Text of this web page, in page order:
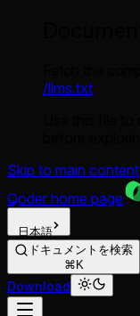
/llms.txt
Skip to main content
Qoder home page
日本語
ドキュメントを検索
⌘K
Download